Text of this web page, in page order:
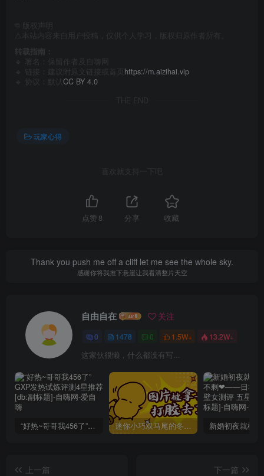
版权声明
⚠️本站内容来自用户投稿，仅供个人学习，版权归原作者所有。
转载指南：
🔹 署名：保留作者及
自嗨网
🔹 链接：建议附原文链接或首页 https://m.aizihai.vip
🔹 协议：默认 CC BY 4.0
THE END
玩家心得
喜欢就支持一下吧
点赞 8 分享 收藏
Thank you push me off a cliff let me see the whole sky.
感谢你将我推下悬崖让我看清整片天空
自由自在 关注
0 1478 0 1.5W+ 13.2W+
这家伙很懒，什么都没有写...
“好热~哥哥我456了”GXP发热试炼评测4星推荐[db:副标题] 迷你小巧双马尾的冬爱琴音写真分享，虎牙妹妹YYDS!
上一篇
下一篇